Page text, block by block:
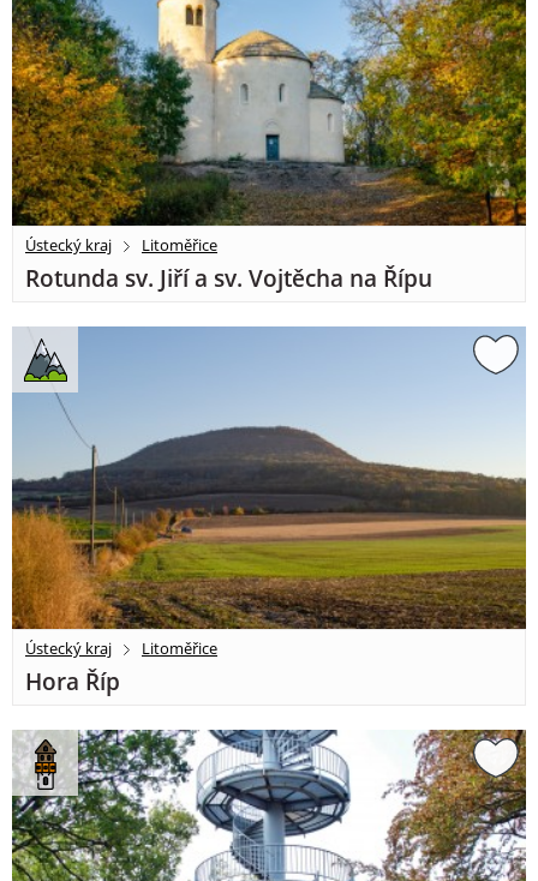
Ústecký kraj Litoměřice
Rotunda sv. Jiří a sv. Vojtěcha na Řípu
Ústecký kraj Litoměřice
Hora Říp